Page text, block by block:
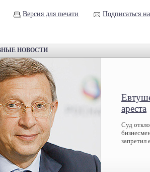
Версия для печати Подписаться
НОВОСТИ
ареста
Суд
запретил